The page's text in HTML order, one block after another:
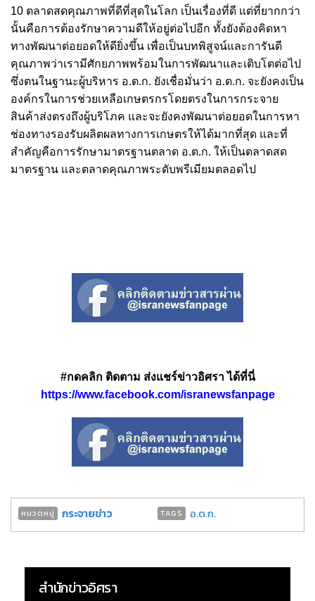
10 ตลาดสดคุณภาพที่ดีที่สุดในโลก เป็นเรื่องที่ดี แต่ที่ยากกว่า
นั้นคือการต้องรักษาความดีให้อยู่ต่อไปอีก ทั้งยังต้องคิดหา
ทางพัฒนาต่อยอดให้ดียิ่งขึ้น เพื่อเป็นบทพิสูจน์และการันตี
คุณภาพว่าเรามีศักยภาพพร้อมในการพัฒนาและเติบโตต่อไป
ซึ่งตนในฐานะผู้บริหาร อ.ต.ก. ยังเชื่อมั่นว่า อ.ต.ก. จะยังคงเป็น
องค์กรในการช่วยเหลือเกษตรกรโดยตรงในการกระจาย
สินค้าส่งตรงถึงผู้บริโภค และจะยังคงพัฒนาต่อยอดในการหา
ช่องทางรองรับผลิตผลทางการเกษตรให้ได้มากที่สุด และที่
สำคัญคือการรักษามาตรฐานตลาด อ.ต.ก. ให้เป็นตลาดสด
มาตรฐาน และตลาดคุณภาพระดับพรีเมียมตลอดไป
#กดคลิก ติดตาม ส่งแชร์ข่าวอิศรา ได้ที่นี่
https://www.facebook.com/isranewsfanpage
หมวดหมู่ กระจายข่าว TAGS อ.ต.ก.
สำนักข่าวอิศรา